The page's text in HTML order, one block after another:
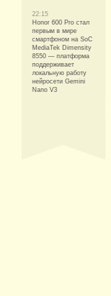
22:15
Honor 600 Pro стал
первым в мире
смартфоном на SoC
MediaTek Dimensity
8550 — платформа
поддерживает
локальную работу
нейросети Gemini
Nano V3